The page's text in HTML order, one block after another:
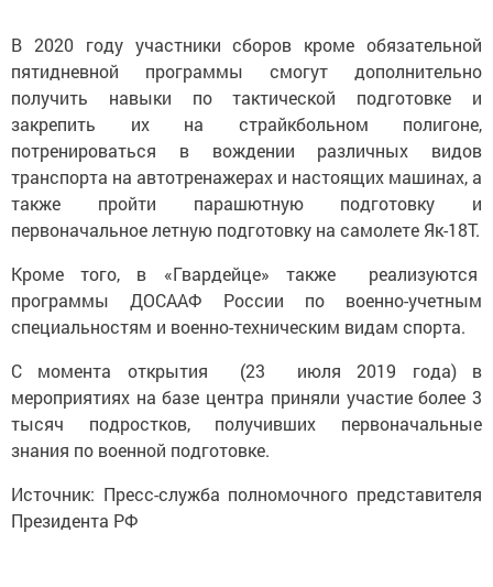
В 2020 году участники сборов кроме обязательной
пятидневной программы смогут дополнительно
получить навыки по тактической подготовке и
закрепить их на страйкбольном полигоне,
потренироваться в вождении различных видов
транспорта на автотренажерах и настоящих машинах, а
также пройти парашютную подготовку и
первоначальное летную подготовку на самолете Як-18Т.
Кроме того, в «Гвардейце» также реализуются
программы ДОСААФ России по военно-учетным
специальностям и военно-техническим видам спорта.
С момента открытия (23 июля 2019 года) в
мероприятиях на базе центра приняли участие более 3
тысяч подростков, получивших первоначальные
знания по военной подготовке.
Источник: Пресс-служба полномочного представителя
Президента РФ